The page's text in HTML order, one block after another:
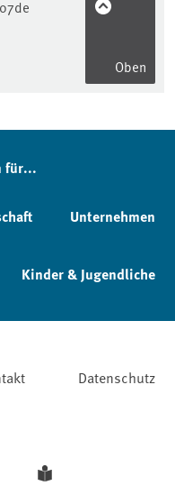
Oben
für...
Unternehmen
Kinder & Jugendliche
Datenschutz